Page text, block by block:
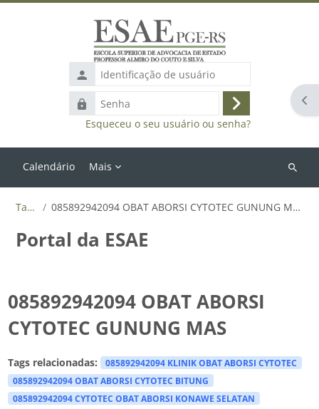
Identificação
de
usuário
Senha
Acessar
Esqueceu o seu usuário ou senha?
Calendário Mais
Buscar
Tags 085892942094 OBAT ABORSI CYTOTEC GUNUNG MAS
Portal da ESAE
085892942094 OBAT ABORSI
CYTOTEC GUNUNG MAS
Tags relacionadas:
085892942094 KLINIK OBAT ABORSI CYTOTEC
085892942094 OBAT ABORSI CYTOTEC BITUNG
085892942094 CYTOTEC OBAT ABORSI KONAWE SELATAN